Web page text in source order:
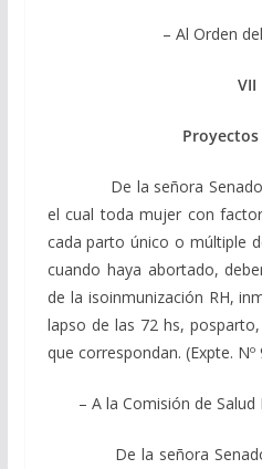
– Al Orden
VII
De la señora Senadora
el cual toda mujer con
cada parto único o múltiple
cuando haya abortado,
de la isoinmunización RH,
lapso de las 72 hs,
que correspondan. (Expte.
– A la Comisión de Salud
De la señora